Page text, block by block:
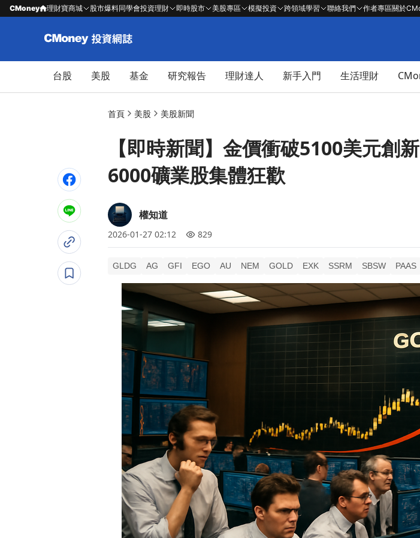
CMoney 理財寶商城 股市爆料同學會投資理財 即時股市 美股專區 模擬投資 跨領域學習 聯絡我們 作者專區關於
台股 美股 基金 研究報告 理財達人 新手入門 生活理財
首頁 美股 美股新聞
【即時新聞】金價衝破5100美元創
6000礦業股集體狂歡
權知道
2026-01-27 02:12 829
GLDG AG GFI EGO AU NEM GOLD EXK SSRM SBSW PAAS